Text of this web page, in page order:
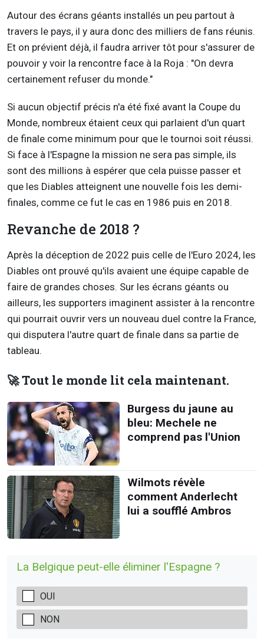
Autour des écrans géants installés un peu partout à
travers le pays, il y aura donc des milliers de fans réunis.
Et on prévient déjà, il faudra arriver tôt pour s'assurer de
pouvoir y voir la rencontre face à la Roja : "On devra
certainement refuser du monde."
Si aucun objectif précis n'a été fixé avant la Coupe du
Monde, nombreux étaient ceux qui parlaient d'un quart
de finale come minimum pour que le tournoi soit réussi.
Si face à l'Espagne la mission ne sera pas simple, ils
sont des millions à espérer que cela puisse passer et
que les Diables atteignent une nouvelle fois les demi-
finales, comme ce fut le cas en 1986 puis en 2018.
Revanche de 2018 ?
Après la déception de 2022 puis celle de l'Euro 2024, les
Diables ont prouvé qu'ils avaient une équipe capable de
faire de grandes choses. Sur les écrans géants ou
ailleurs, les supporters imaginent assister à la rencontre
qui pourrait ouvrir vers un nouveau duel contre la France,
qui disputera l'autre quart de finale dans sa partie de
tableau.
🚀 Tout le monde lit cela maintenant.
Burgess du jaune au
bleu: Mechele ne
comprend pas l'Union
Wilmots révèle
comment Anderlecht
lui a soufflé Ambros
La Belgique peut-elle éliminer l'Espagne ?
OUI
NON